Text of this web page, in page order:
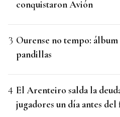
conquistaron Avión
Ourense no tempo: álbum
pandillas
El Arenteiro salda la
jugadores un día antes